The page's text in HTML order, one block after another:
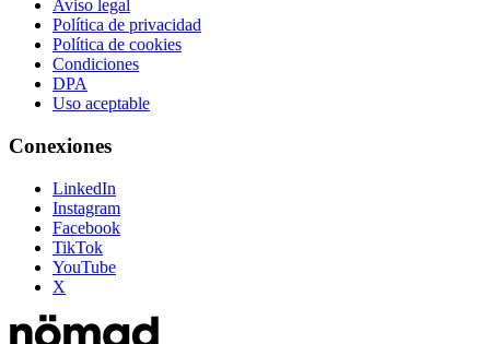
Aviso legal
Política de privacidad
Política de cookies
Condiciones
DPA
Uso aceptable
Conexiones
LinkedIn
Instagram
Facebook
TikTok
YouTube
X